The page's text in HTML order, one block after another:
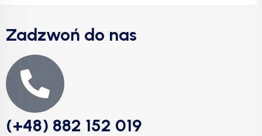
Zadzwoń do nas
(+48) 882 152 019